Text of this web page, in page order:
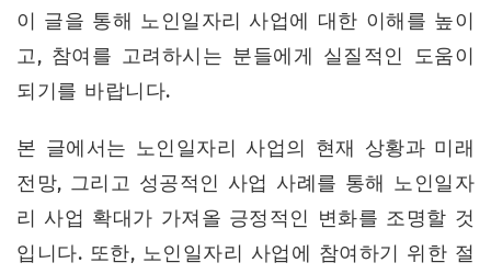
이 글을 통해 노인일자리 사업에 대한 이해를 높이
고, 참여를 고려하시는 분들에게 실질적인 도움이
되기를 바랍니다.
본 글에서는 노인일자리 사업의 현재 상황과 미래
전망, 그리고 성공적인 사업 사례를 통해 노인일자
리 사업 확대가 가져올 긍정적인 변화를 조명할 것
입니다. 또한, 노인일자리 사업에 참여하기 위한 절